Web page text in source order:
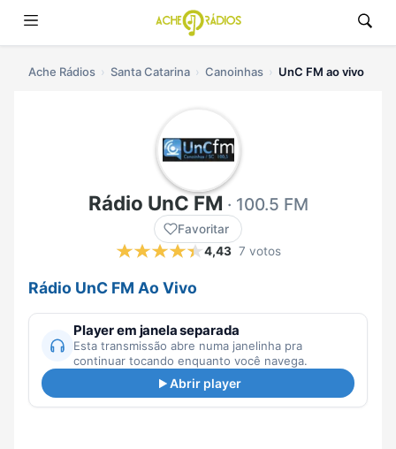
Ache Rádios Santa Catarina Canoinhas UnC FM ao vivo
Rádio UnC FM · 100.5 FM
Favoritar
4,43 7 votos
Rádio UnC FM Ao Vivo
Player em janela separada
Esta transmissão abre numa janelinha pra
continuar tocando enquanto você navega.
Abrir player